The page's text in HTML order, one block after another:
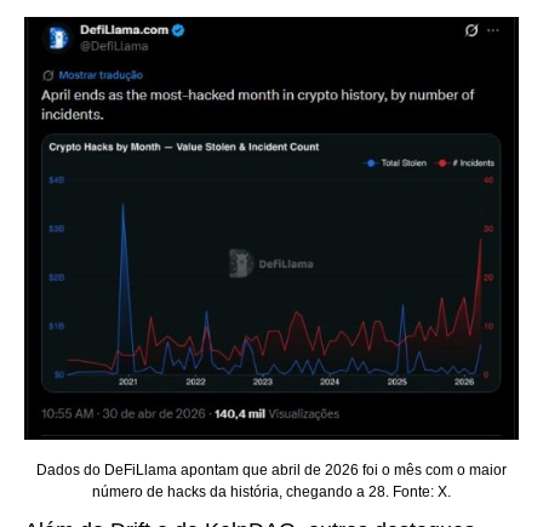
Dados do DeFiLlama apontam que abril de 2026 foi o mês com o maior
número de hacks da história, chegando a 28. Fonte: X.